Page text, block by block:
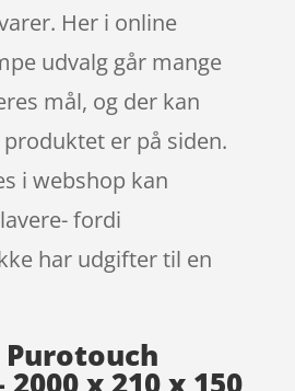
Her i online
udvalg går mange
mål, og der kan
er på siden.
i webshop kan
fordi
har udgifter til en
Purotouch
x 210 x 150